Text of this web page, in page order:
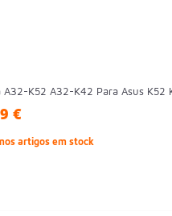
A32-K52 A32-K42 Para Asus K52
€
artigos em stock